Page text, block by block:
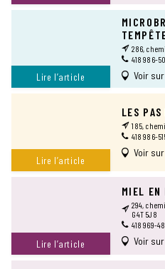
Lire l’article
286,
418 986-
Voir
Lire l’article
LES PAS
185,
418 986-
Voir
Lire l’article
MIEL EN
294,
G4T 5J8
418 969-
Voir